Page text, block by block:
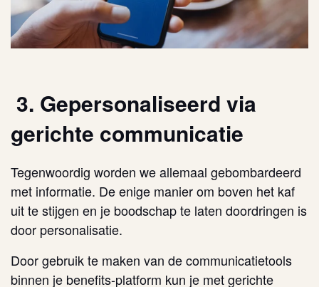
3. Gepersonaliseerd via
gerichte communicatie
Tegenwoordig worden we allemaal gebombardeerd
met informatie. De enige manier om boven het kaf
uit te stijgen en je boodschap te laten doordringen is
door personalisatie.
Door gebruik te maken van de communicatietools
binnen je benefits-platform kun je met gerichte